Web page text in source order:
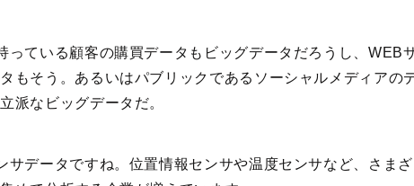
っている顧客の購買データもビッグデータだろうし、WEB
もそう。あるいはパブリックであるソーシャルメディアの
派なビッグデータだ。
サデータですね。位置情報センサや温度センサなど、さま